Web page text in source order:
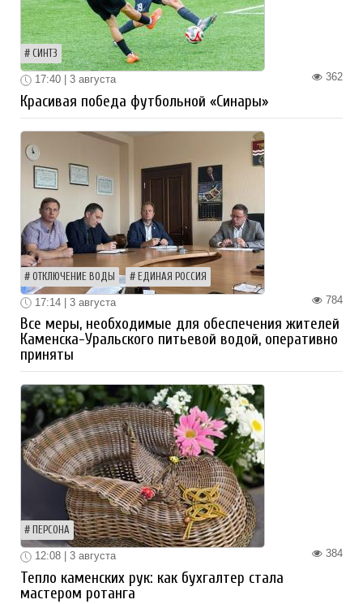
СИНТЗ
362
17:40 | 3 августа
Красивая победа футбольной «Синары»
ОТКЛЮЧЕНИЕ ВОДЫ ЕДИНАЯ РОССИЯ
784
17:14 | 3 августа
Все меры, необходимые для обеспечения жителей
Каменска-Уральского питьевой водой, оперативно
приняты
ПЕРСОНА
384
12:08 | 3 августа
Тепло каменских рук: как бухгалтер стала
мастером ротанга